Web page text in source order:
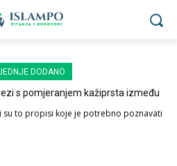
DODANO
s pomjeranjem kažiprsta između
su to propisi koje je potrebno poznavati